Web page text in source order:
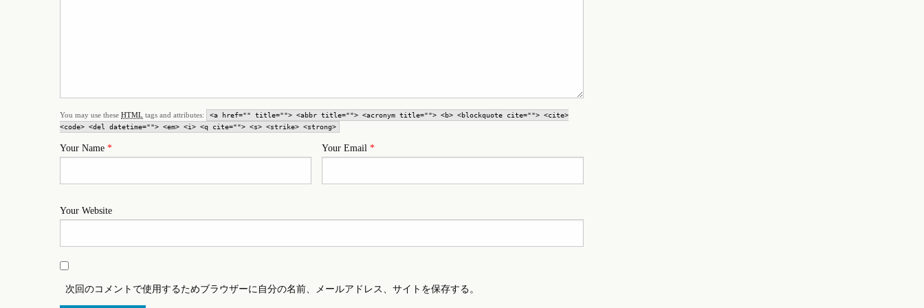
You may use these HTML tags and attributes:
<a href="" title=""> <abbr title=""> <acronym title=""> <b> <blockquote cite=""> <cite>
<code> <del datetime=""> <em> <i> <q cite=""> <s> <strike> <strong>
Your Name * Your Email*
Your Website
次回のコメントで使用するためブラウザーに自分の名前、メールアドレス、サイトを保存する。